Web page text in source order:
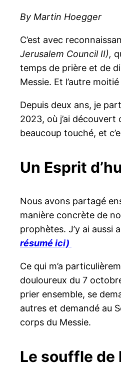
By Martin Hoegger
C’est avec
Jerusalem Council II),
temps de prière et de
Messie. Et l’autre
Depuis deux ans, je
2023, où j’ai
beaucoup touché, et
Un Esprit
Nous avons partagé
manière concrète de
prophètes. J’y ai aussi
résumé ici)
Ce qui m’a
douloureux du 7
prier ensemble, se
autres et demandé au
corps du Messie.
Le souffle de